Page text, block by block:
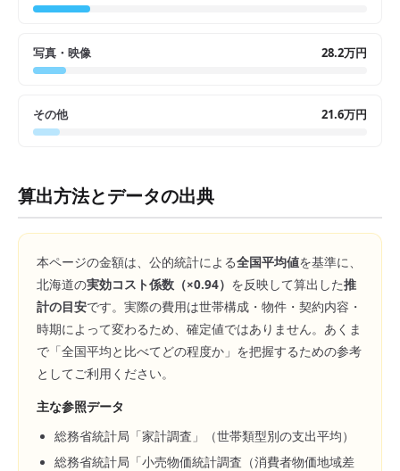
写真・映像 28.2万円
その他 21.6万円
算出方法とデータの出典
本ページの金額は、公的統計による全国平均値を基準に、
北海道の実効コスト係数（×0.94） を反映して算出した推
計の目安です。実際の費用は世帯構成・物件・契約内容・
時期によって変わるため、確定値ではありません。あくま
で「全国平均と比べてどの程度か」を把握するための参考
としてご利用ください。
主な参照データ
総務省統計局「家計調査」（世帯類型別の支出平均）
総務省統計局「小売物価統計調査（消費者物価地域差